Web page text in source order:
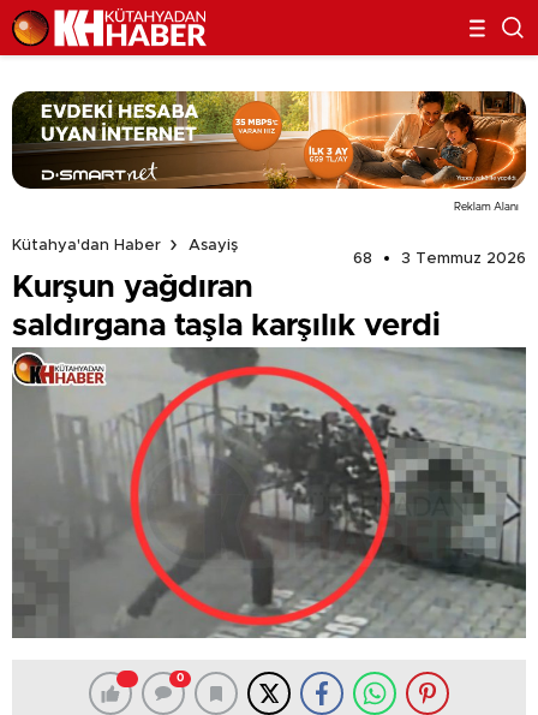
Reklam Alanı
Kütahya'dan Haber
Asayiş
68
3 Temmuz 2026
Kurşun yağdıran
saldırgana taşla karşılık verdi
0